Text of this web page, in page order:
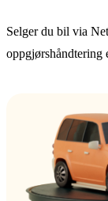
Selger du bil via
oppgjørshåndtering